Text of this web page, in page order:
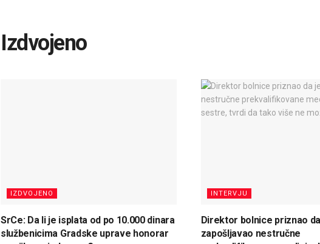
Izdvojeno
IZDVOJENO
SrCe: Da li je isplata od po 10.000 dinara
službenicima Gradske uprave honorar
INTERVJU
Direktor bolnice priznao
zapošljavao nestručne